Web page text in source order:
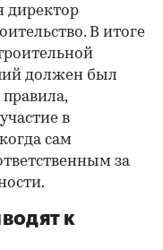
директор
В итоге
должен был
в
сам
за
к